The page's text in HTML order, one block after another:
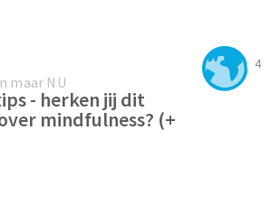
4
maar NU
- herken jij dit
mindfulness? (+